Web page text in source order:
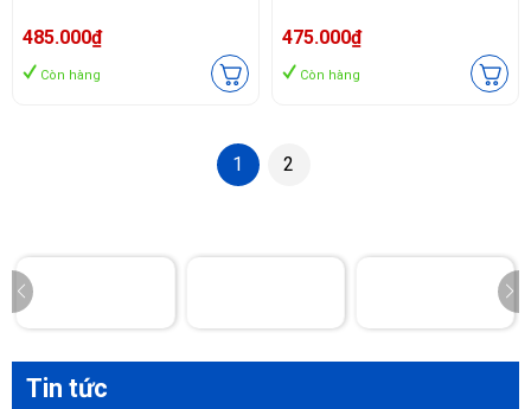
cấp
485.000₫
Còn hàng
475.000₫
Còn hàng
1 2
Tin tức